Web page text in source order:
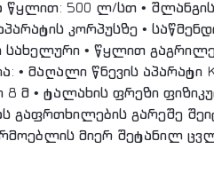
წყლით: 500 ლ/სთ •
კორპუსზე •
სახელური • წყლით
მაღალი წნევის აპარატი
მ • ტალახის ფრეზი
გაფრთხილების გარეშე
მიერ შეტანილ